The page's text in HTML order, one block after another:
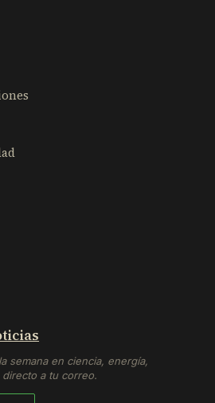
semana en ciencia, energía,
a tu correo.